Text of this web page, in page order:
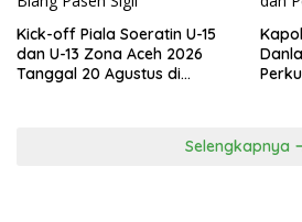
Kick-off Piala Soeratin U-15
dan U-13 Zona Aceh 2026
Tanggal 20 Agustus di
Selengkapnya